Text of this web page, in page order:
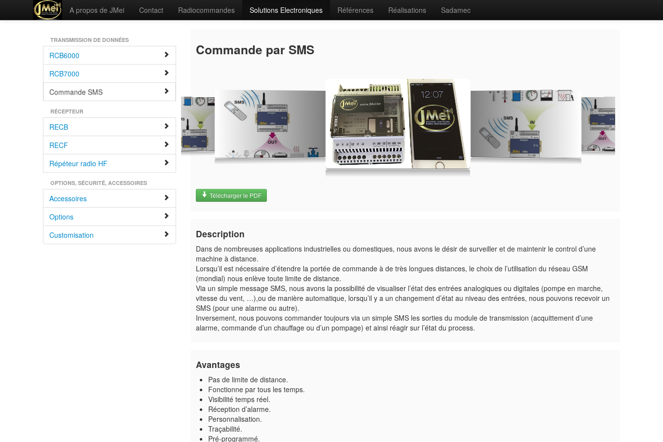
A propos de JMei Contact Radiocommandes Solutions Electroniques Références Réalisations Sadamec
TRANSMISSION DE DONNÉES
RCB6000
RCB7000
Commande SMS
RÉCEPTEUR
RECB
RECF
Répéteur radio HF
OPTIONS, SÉCURITÉ, ACCESSOIRES
Accessoires
Options
Customisation
Commande par SMS
Télécharger le PDF
Description
Dans de nombreuses applications industrielles ou domestiques, nous avons le désir de surveiller et de maintenir le control d’une
machine à distance.
Lorsqu’il est nécessaire d’étendre la portée de commande à de très longues distances, le choix de l’utilisation du réseau GSM
(mondial) nous enlève toute limite de distance.
Via un simple message SMS, nous avons la possibilité de visualiser l’état des entrées analogiques ou digitales (pompe en marche,
vitesse du vent, …),ou de manière automatique, lorsqu’il y a un changement d’état au niveau des entrées, nous pouvons recevoir un
SMS (pour une alarme ou autre).
Inversement, nous pouvons commander toujours via un simple SMS les sorties du module de transmission (acquittement d’une
alarme, commande d’un chauffage ou d’un pompage) et ainsi réagir sur l’état du process.
Avantages
Pas de limite de distance.
Fonctionne par tous les temps.
Visibilité temps réel.
Réception d’alarme.
Personnalisation.
Traçabilité.
Pré-programmé.